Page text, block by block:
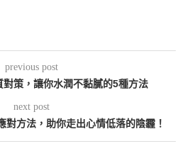
previous post
對策，讓你水潤不黏膩的5種方法
next post
對方法，助你走出心情低落的陰霾！